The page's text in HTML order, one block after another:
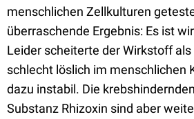
menschlichen Zellkulturen
überraschende Ergebnis: Es ist
Leider scheiterte der Wirkstoff
schlecht löslich im menschlichen
dazu instabil. Die
Substanz Rhizoxin sind aber